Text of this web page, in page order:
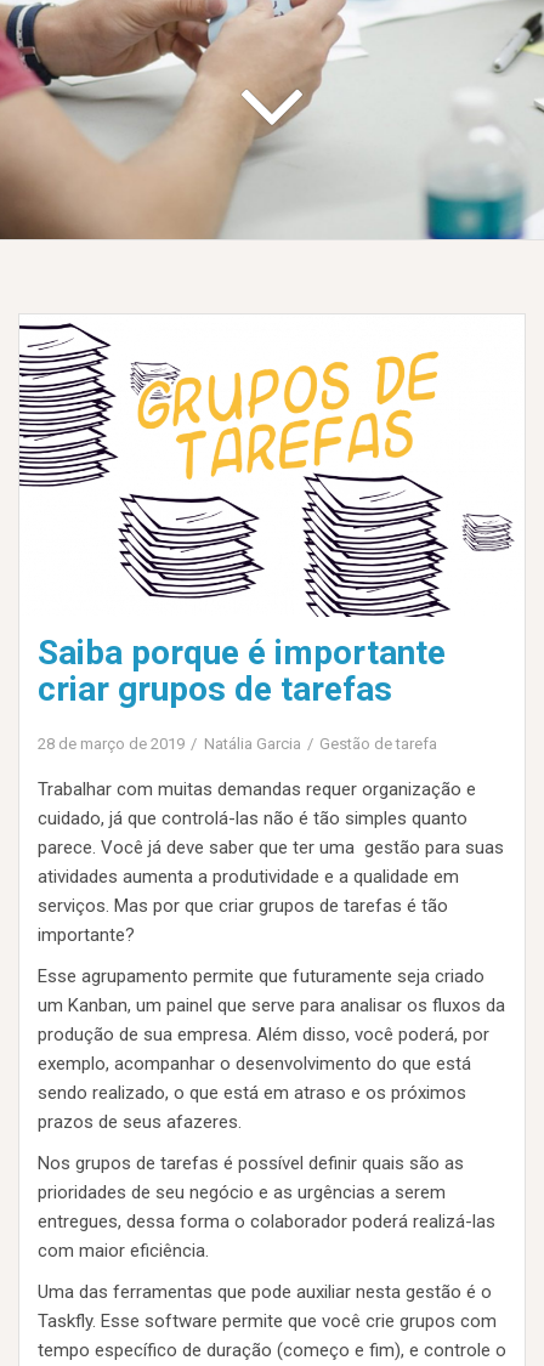
Saiba porque é importante
criar grupos de tarefas
28 de março de 2019 Natália Garcia Gestão de tarefa
Trabalhar com muitas demandas requer organização e
cuidado, já que controlá-las não é tão simples quanto
parece. Você já deve saber que ter uma gestão para suas
atividades aumenta a produtividade e a qualidade em
serviços. Mas por que criar grupos de tarefas é tão
importante?
Esse agrupamento permite que futuramente seja criado
um Kanban, um painel que serve para analisar os fluxos da
produção de sua empresa. Além disso, você poderá, por
exemplo, acompanhar o desenvolvimento do que está
sendo realizado, o que está em atraso e os próximos
prazos de seus afazeres.
Nos grupos de tarefas é possível definir quais são as
prioridades de seu negócio e as urgências a serem
entregues, dessa forma o colaborador poderá realizá-las
com maior eficiência.
Uma das ferramentas que pode auxiliar nesta gestão é o
Taskfly. Esse software permite que você crie grupos com
tempo específico de duração (começo e fim), e controle o